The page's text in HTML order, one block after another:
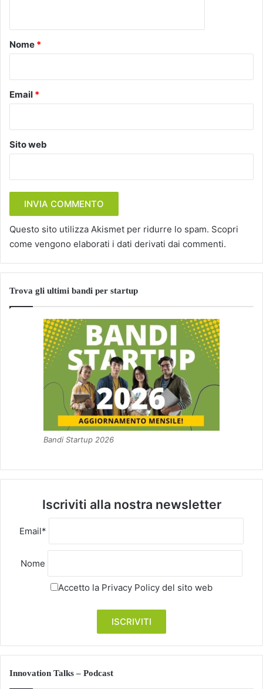
o
Nome *
Email *
Sito web
Questo sito utilizza Akismet per ridurre lo spam. Scopri
come vengono elaborati i dati derivati dai commenti.
Trova gli ultimi bandi per startup
Bandi Startup 2026
Iscriviti alla nostra newsletter
Email*
Nome
Accetto la Privacy Policy del sito web
Innovation Talks – Podcast